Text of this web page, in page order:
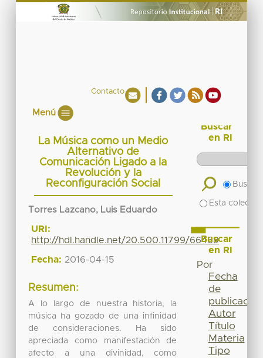
Contacto
Menú
La Música como un Medio
Alternativo de
Comunicación Ligado a la
Revolución y la
Reconfiguración Social
Torres Lazcano, Luis Eduardo
URI:
http://hdl.handle.net/20.500.11799/66469
Fecha: 2016-04-15
Resumen:
A lo largo de nuestra historia, la
música ha gozado de una infinidad
de consideraciones. Ha sido
apreciada como manifestación de
afecto a una divinidad, como
Buscar
en RI
Buscar
Esta
Buscar
en RI
Por
Fecha
de
publicación
Autor
Título
Materia
Tipo